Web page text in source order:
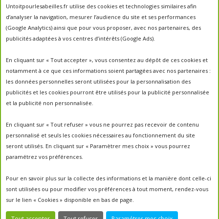
Untoitpourlesabeilles.fr utilise des cookies et technologies similaires afin
d’analyser la navigation, mesurer l’audience du site et ses performances
(Google Analytics) ainsi que pour vous proposer, avec nos partenaires, des
publicités adaptées à vos centres d’intérêts (Google Ads).
En cliquant sur « Tout accepter », vous consentez au dépôt de ces cookies et
notamment à ce que ces informations soient partagées avec nos partenaires :
les données personnelles seront utilisées pour la personnalisation des
publicités et les cookies pourront être utilisés pour la publicité personnalisée
et la publicité non personnalisée.
En cliquant sur « Tout refuser » vous ne pourrez pas recevoir de contenu
personnalisé et seuls les cookies nécessaires au fonctionnement du site
seront utilisés. En cliquant sur « Paramètrer mes choix » vous pourrez
paramétrez vos préférences.
Pour en savoir plus sur la collecte des informations et la manière dont celle-ci
sont utilisées ou pour modifier vos préférences à tout moment, rendez-vous
sur le lien « Cookies » disponible en bas de page.
abeille abeille en danger abeilles animation
apiculteur apiculteurs apiculture apiculture
autrefois biodiversité Chantal Jacquot et Yves Robert
essaimage essaim sauvage fleurs la vie de la
ruche Maroc miel miel; production;abeilles
miel
français
parrainage de ruche
parrainer une ruche pesticides
portes ouvertes
rencontre apiculteurs ruche récolte récolte miel
saison2017 saison2018 saison apicole sauvage un
toit pour les abeilles untoitpourlesabeilles
Un Toit Pour Les Abeilles; abeilles; miel